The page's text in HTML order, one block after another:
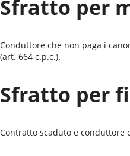
Sfratto per
Conduttore che non paga i
(art. 664 c.p.c.).
Sfratto per
Contratto scaduto e conduttore